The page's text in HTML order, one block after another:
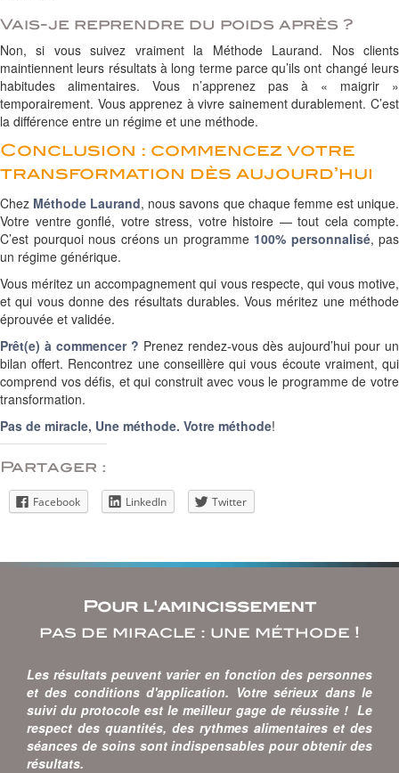
Vais-je reprendre du poids après ?
Non, si vous suivez vraiment la Méthode Laurand. Nos clients
maintiennent leurs résultats à long terme parce qu’ils ont changé leurs
habitudes alimentaires. Vous n’apprenez pas à « maigrir »
temporairement. Vous apprenez à vivre sainement durablement. C’est
la différence entre un régime et une méthode.
Conclusion : commencez votre
transformation dès aujourd’hui
Chez Méthode Laurand, nous savons que chaque femme est unique.
Votre ventre gonflé, votre stress, votre histoire — tout cela compte.
C’est pourquoi nous créons un programme 100% personnalisé, pas
un régime générique.
Vous méritez un accompagnement qui vous respecte, qui vous motive,
et qui vous donne des résultats durables. Vous méritez une méthode
éprouvée et validée.
Prêt(e) à commencer ? Prenez rendez-vous dès aujourd’hui pour un
bilan offert. Rencontrez une conseillère qui vous écoute vraiment, qui
comprend vos défis, et qui construit avec vous le programme de votre
transformation.
Pas de miracle, Une méthode. Votre méthode!
Partager :
Facebook LinkedIn Twitter
Pour l'amincissement
pas de miracle : une méthode !
Les résultats peuvent varier en fonction des personnes
et des conditions d'application. Votre sérieux dans le
suivi du protocole est le meilleur gage de réussite ! Le
respect des quantités, des rythmes alimentaires et des
séances de soins sont indispensables pour obtenir des
résultats.